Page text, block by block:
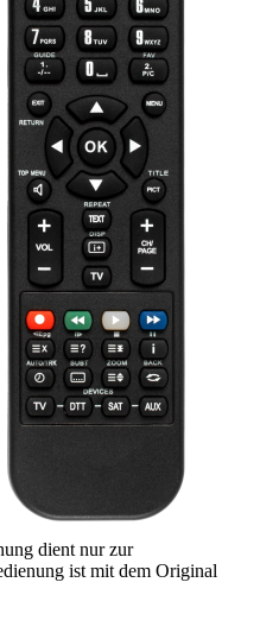
dient nur zur
ist mit dem Original